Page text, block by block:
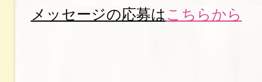
メッセージの応募は こちらから